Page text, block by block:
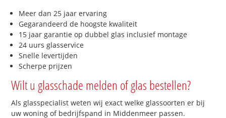
Meer dan 25 jaar ervaring
Gegarandeerd de hoogste kwaliteit
15 jaar garantie op dubbel glas inclusief montage
24 uurs glasservice
Snelle levertijden
Scherpe prijzen
Wilt u glasschade melden of glas bestellen?
Als glasspecialist weten wij exact welke glassoorten er bij
uw woning of bedrijfspand in Middenmeer passen.